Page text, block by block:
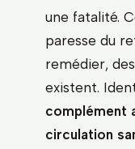
une fatalité.
paresse du
remédier,
existent.
complément
circulation